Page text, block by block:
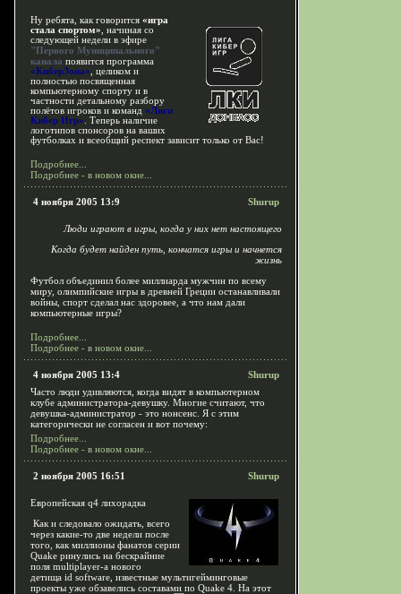
Ну ребята, как говорится «игра
стала спортом» , начиная со
следующей недели в эфире
"Первого Муниципального"
канала появится программа
«КиберЗона» , целиком и
полностью посвященная
компьютерному спорту и в
частности детальному разбору
полётов игроков и команд «Лиги
Кибер Игр» . Теперь наличие
логотипов спонсоров на ваших
футболках и всеобщий респект зависит только от Вас!
Подробнее...
Подробнее - в новом окне...
4 ноября 2005 13:9 Shurup
Люди играют в игры, когда у них нет настоящего
Когда будет найден путь, кончатся игры и начнется
жизнь
Футбол объединил более миллиарда мужчин по всему
миру, олимпийские игры в древней Греции останавливали
войны, спорт сделал нас здоровее, а что нам дали
компьютерные игры?
Подробнее...
Подробнее - в новом окне...
4 ноября 2005 13:4
Shurup
Часто люди удивляются, когда видят в компьютерном
клубе администратора-девушку. Многие считают, что
девушка-администратор - это нонсенс. Я с этим
категорически не согласен и вот почему:
Подробнее...
Подробнее - в новом окне...
2 ноября 2005 16:51 Shurup
Европейская q4 лихорадка
Как и следовало ожидать, всего
через какие-то две недели после
того, как миллионы фанатов серии
Quake ринулись на бескрайние
поля multiplayer-a нового
детища id software, известные мультигейминговые
проекты уже обзавелись составами по Quake 4. На этот